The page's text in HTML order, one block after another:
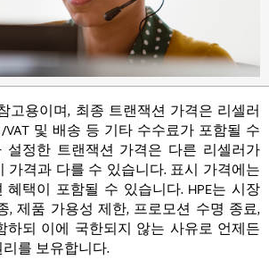
고용이며, 최종 트랜잭션 가격은 리셀러
및 배송 등 기타 수수료가 포함될 수
설정한 트랜잭션 가격은 다른 리셀러가
가격과 다를 수 있습니다. 표시 가격에는
혜택이 포함될 수 있습니다. HPE는 시장
, 제품 가용성 제한, 프로모션 수명 종료,
하되 이에 국한되지 않는 사유로 언제든
를 보유합니다.